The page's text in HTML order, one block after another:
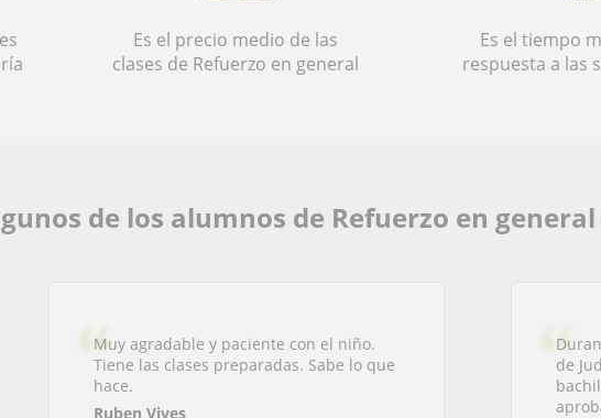
Es el precio medio de las
clases de Refuerzo en general
Es el tiempo
respuesta a las
de los alumnos de Refuerzo en
Muy agradable y paciente con el niño.
Tiene las clases preparadas. Sabe lo que
hace.
Ruben Vives
de